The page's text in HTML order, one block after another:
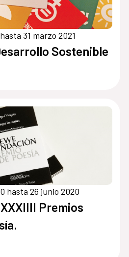
31 marzo 2021
Sostenible
hasta 26 junio 2020
Premios